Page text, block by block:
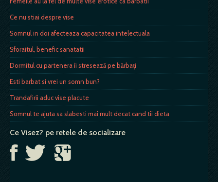
Ce nu stiai despre vise
Somnul in doi afecteaza capacitatea intelectuala
Sforaitul, benefic sanatatii
Dormitul cu partenera îi stresează pe bărbaţi
Esti barbat si vrei un somn bun?
Trandafirii aduc vise placute
Somnul te ajuta sa slabesti mai mult decat cand tii dieta
Ce Visez? pe retele de socializare